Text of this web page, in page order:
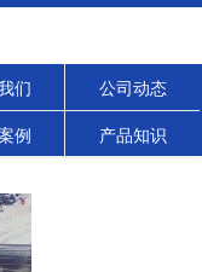
们 公司动态
例 产品知识